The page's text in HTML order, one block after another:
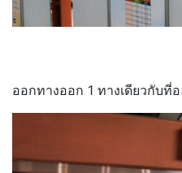
ออกทางออก 1 ทางเดียวกับที่